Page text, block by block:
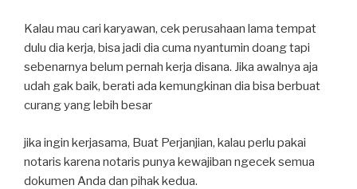
Kalau mau cari karyawan, cek perusahaan lama tempat
dulu dia kerja, bisa jadi dia cuma nyantumin doang tapi
sebenarnya belum pernah kerja disana. Jika awalnya aja
udah gak baik, berati ada kemungkinan dia bisa berbuat
curang yang lebih besar
jika ingin kerjasama, Buat Perjanjian, kalau perlu pakai
notaris karena notaris punya kewajiban ngecek semua
dokumen Anda dan pihak kedua.